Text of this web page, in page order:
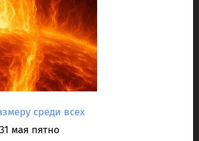
среди всех
мая пятно